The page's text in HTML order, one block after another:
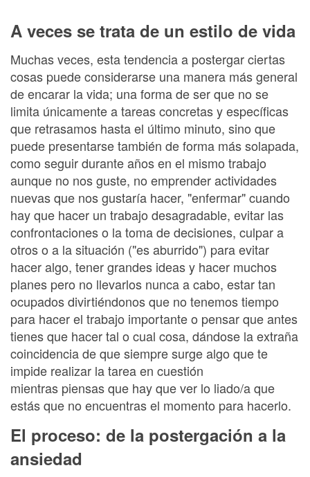
A veces se trata de un estilo de vida
Muchas veces, esta tendencia a postergar ciertas
cosas puede considerarse una manera más general
de encarar la vida; una forma de ser que no se
limita únicamente a tareas concretas y específicas
que retrasamos hasta el último minuto, sino que
puede presentarse también de forma más solapada,
como seguir durante años en el mismo trabajo
aunque no nos guste, no emprender actividades
nuevas que nos gustaría hacer, "enfermar" cuando
hay que hacer un trabajo desagradable, evitar las
confrontaciones o la toma de decisiones, culpar a
otros o a la situación ("es aburrido") para evitar
hacer algo, tener grandes ideas y hacer muchos
planes pero no llevarlos nunca a cabo, estar tan
ocupados divirtiéndonos que no tenemos tiempo
para hacer el trabajo importante o pensar que antes
tienes que hacer tal o cual cosa, dándose la extraña
coincidencia de que siempre surge algo que te
impide realizar la tarea en cuestión
mientras piensas que hay que ver lo liado/a que
estás que no encuentras el momento para hacerlo.
El proceso: de la postergación a la
ansiedad